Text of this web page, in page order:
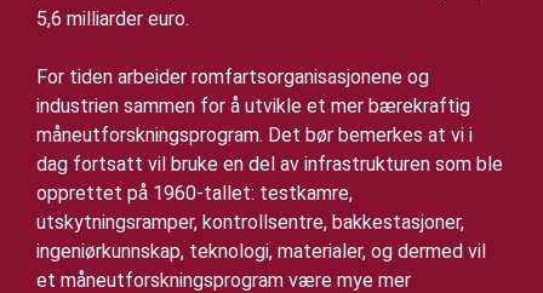
5,6 milliarder euro.
For tiden arbeider romfartsorganisasjonene og
industrien sammen for å utvikle et mer bærekraftig
måneutforskningsprogram. Det bør bemerkes at vi i
dag fortsatt vil bruke en del av infrastrukturen som ble
opprettet på 1960-tallet: testkamre,
utskytningsramper, kontrollsentre, bakkestasjoner,
ingeniørkunnskap, teknologi, materialer, og dermed vil
et måneutforskningsprogram være mye mer